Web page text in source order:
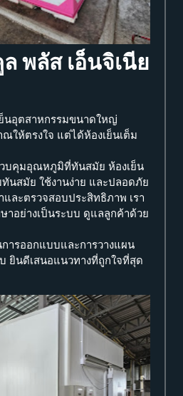
พลัส เอ็นจิเนีย
ย็นอุตสาหกรรมขนาดใหญ่
ให้ตรงใจ แต่ได้ห้องเย็นเต็ม
วบคุมอุณหภูมิที่ทันสมัย ห้องเย็น
ทันสมัย ใช้งานง่าย และปลอดภัย
และตรวจสอบประสิทธิภาพ เรา
าอย่างเป็นระบบ ดูแลลูกค้าด้วย
ารออกแบบและการวางแผน
ยินดีเสนอแนวทางที่ถูกใจที่สุด